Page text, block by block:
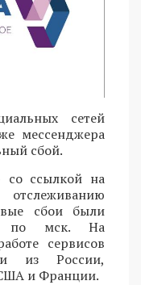
сетей
мессенджера
сбой.
со ссылкой на
сбои были
по мск. На
сервисов
из России,
и Франции.